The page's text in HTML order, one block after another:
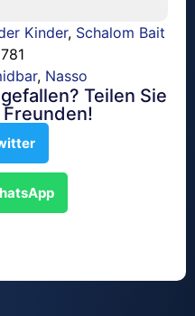
Kinder, Schalom Bait
, Nasso
Teilen Sie